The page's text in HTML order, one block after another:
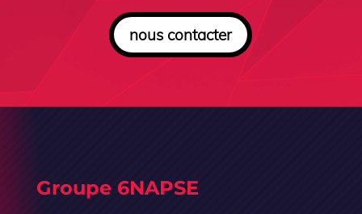
nous contacter
Groupe 6NAPSE